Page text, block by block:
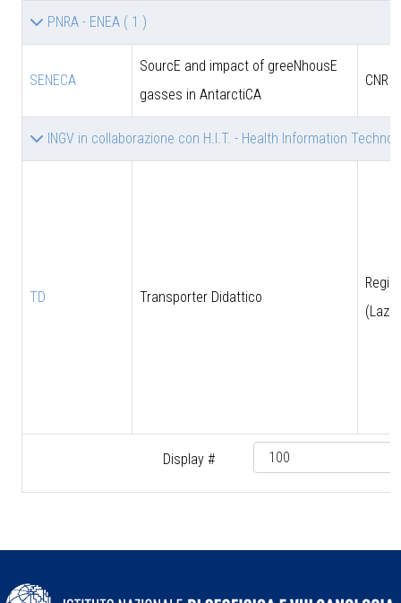
Display #
PNRA - ENEA ( 1 )
SENECA
SourcE and impact of greeNhousE
gasses in AntarctiCA
CNR
INGV in collaborazione con H.I.T. - Health Information
TD Transporter Didattico